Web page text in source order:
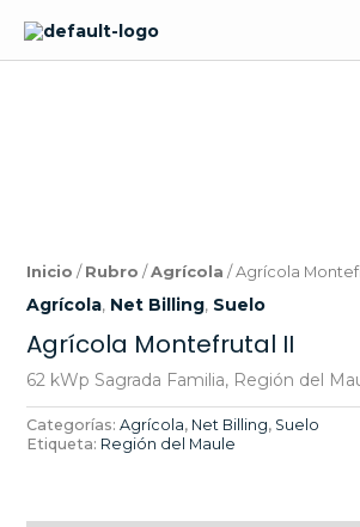
content
Inicio / Rubro /Agrícola / Agrícola
Agrícola, Net Billing, Suelo
Agrícola Montefrutal II
62 kWp Sagrada Familia, Región del
Categorías: Agrícola, Net Billing, Suelo
Etiqueta: Región del Maule